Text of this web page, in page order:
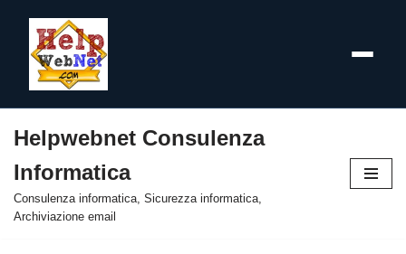
al
contenuto
Helpwebnet Consulenza
Informatica
Consulenza informatica, Sicurezza informatica,
Archiviazione email